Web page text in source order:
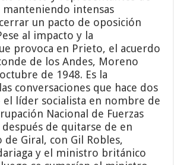
manteniendo intensas
un pacto de oposición
al impacto y la
provoca en Prieto, el acuerdo
de los Andes, Moreno
de 1948. Es la
conversaciones que hace dos
el líder socialista en nombre de
Nacional de Fuerzas
de quitarse de en
Giral, con Gil Robles,
y el ministro británico